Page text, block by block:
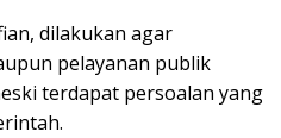
dilakukan agar
pelayanan publik
terdapat persoalan yang